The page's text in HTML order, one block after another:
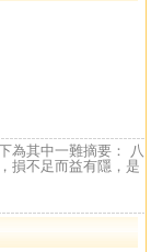
為其中一難摘要： 八
損不足而益有隱，是